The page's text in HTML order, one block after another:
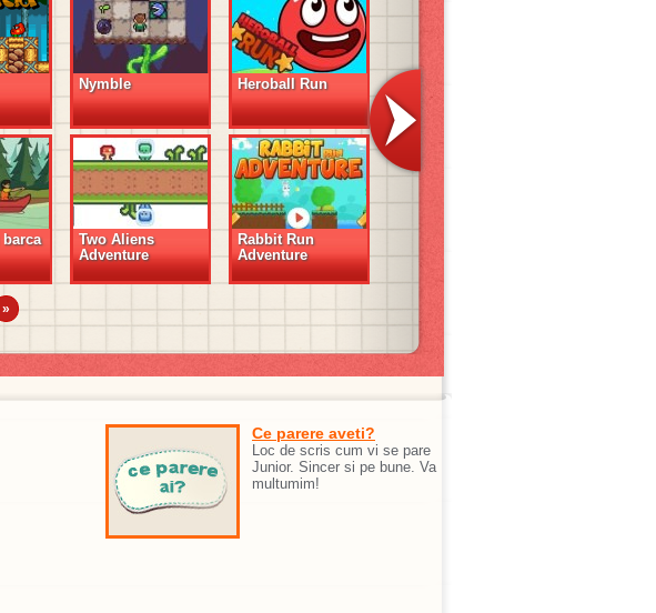
Nymble Heroball Run
Two Aliens
Adventure
Rabbit Run
Adventure
»
Ce parere aveti?
Loc de scris cum vi se pare
Junior. Sincer si pe bune. Va
multumim!